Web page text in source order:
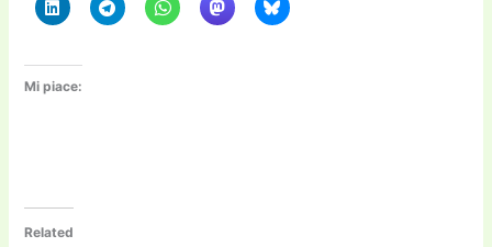
Mi piace:
Related